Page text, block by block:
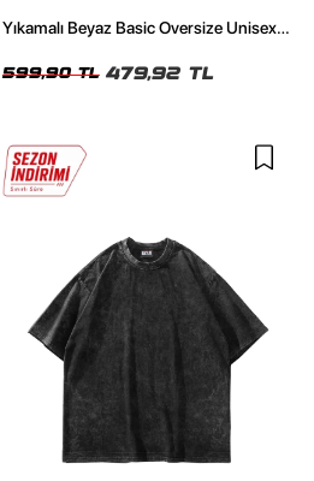
Yıkamalı Beyaz Basic Oversize Unisex
599,90 TL 479,92 TL